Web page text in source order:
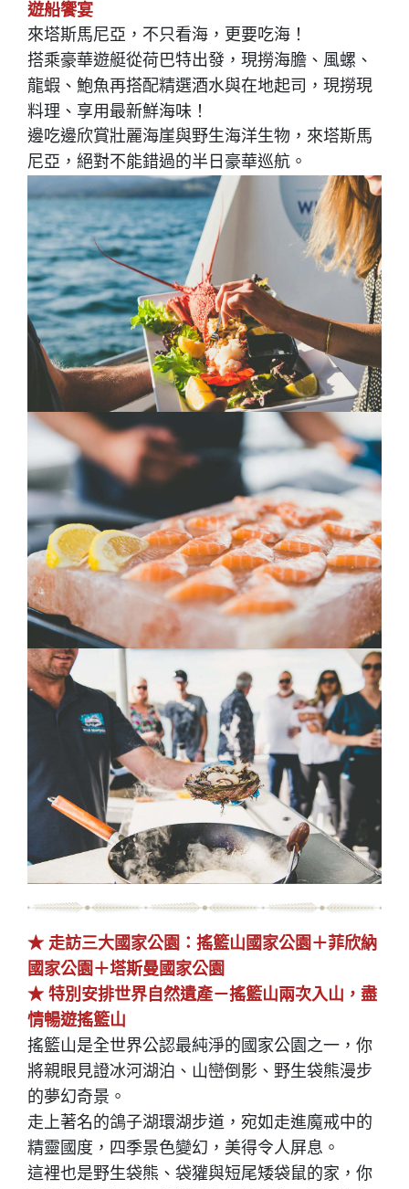
遊船饗宴
來塔斯馬尼亞，不只看海，更要吃海！
搭乘豪華遊艇從荷巴特出發，現撈海膽、風螺、
龍蝦、鮑魚再搭配精選酒水與在地起司 ，現撈現
料理、享用最新鮮海味！
邊吃邊欣賞壯麗海崖與野生海洋生物，來塔斯馬
尼亞，絕對不能錯過的半日豪華巡航。
★ 走訪三大國家公園：搖籃山國家公園＋菲欣納
國家公園＋塔斯曼國家公園
★ 特別安排世界自然遺產－搖籃山兩次入山，盡
情暢遊搖籃山
搖籃山是全世界公認最純淨的國家公園之一，你
將親眼見證冰河湖泊、山巒倒影、野生袋熊漫步
的夢幻奇景。
走上著名的鴿子湖環湖步道，宛如走進魔戒中的
精靈國度，四季景色變幻，美得令人屏息。
這裡也是野生袋熊、袋獾與短尾矮袋鼠的家，你